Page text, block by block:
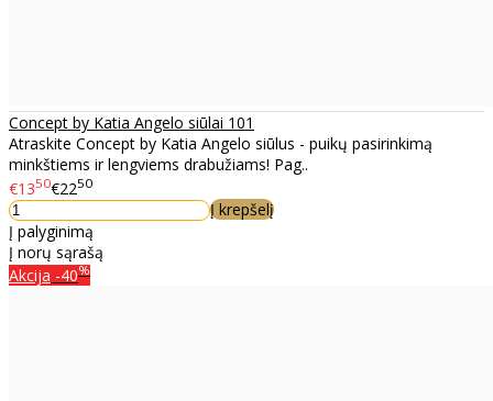
Concept by Katia Angelo siūlai 101
Atraskite Concept by Katia Angelo siūlus - puikų pasirinkimą
minkštiems ir lengviems drabužiams! Pag..
€1350€2250
Į krepšelį
Į palyginimą
Į norų sąrašą
Akcija -40%